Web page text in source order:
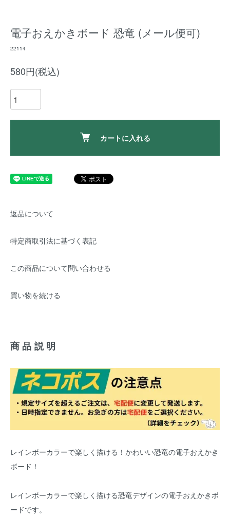
電子おえかきボード 恐竜 (メール便可)
22114
580円(税込)
カートに入れる
返品について
特定商取引法に基づく表記
この商品について問い合わせる
買い物を続ける
商品説明
レインボーカラーで楽しく描ける！かわいい恐竜の電子おえかき
ボード！
レインボーカラーで楽しく描ける恐竜デザインの電子おえかきボ
ードです。